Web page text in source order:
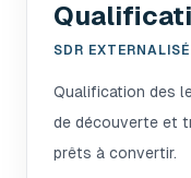
SDR EXTERNALISÉ
Qualification des
de découverte et
prêts à convertir.